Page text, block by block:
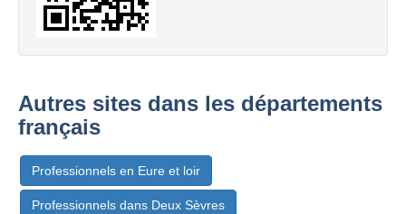
Autres sites dans les départements
français
Professionnels en Eure et loir
Professionnels dans Deux Sèvres